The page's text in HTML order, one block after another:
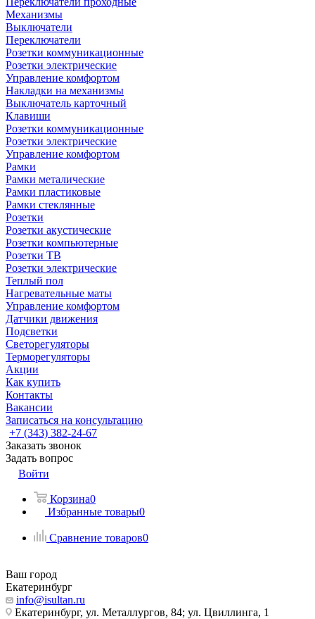
Механизмы
Выключатели
Переключатели
Розетки коммуникационные
Розетки электрические
Управление комфортом
Накладки на механизмы
Выключатель карточный
Клавиши
Розетки коммуникационные
Розетки электрические
Управление комфортом
Рамки
Рамки металические
Рамки пластиковые
Рамки стеклянные
Розетки
Розетки акустические
Розетки компьютерные
Розетки ТВ
Розетки электрические
Теплый пол
Нагревательные маты
Управление комфортом
Датчики движения
Подсветки
Светорегуляторы
Терморегуляторы
Акции
Как купить
Контакты
Вакансии
Записаться на консультацию
+7 (343) 382-24-67
Заказать звонок
Задать вопрос
Войти
Корзина0
Избранные товары0
Сравнение товаров0
Ваш город
Екатеринбург
info@isultan.ru
Екатеринбург, ул. Металлургов, 84; ул. Цвиллинга, 1